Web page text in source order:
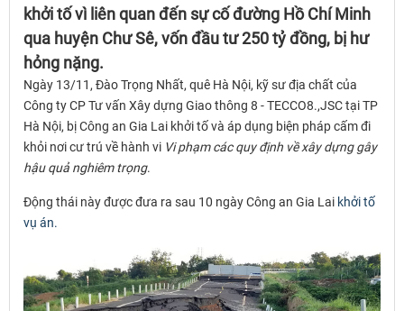
khởi tố vì liên quan đến sự cố đường Hồ Chí Minh
qua huyện Chư Sê, vốn đầu tư 250 tỷ đồng, bị hư
hỏng nặng.
Ngày 13/11, Đào Trọng Nhất, quê Hà Nội, kỹ sư địa chất của
Công ty CP Tư vấn Xây dựng Giao thông 8 - TECCO8.,JSC tại TP
Hà Nội, bị Công an Gia Lai khởi tố và áp dụng biện pháp cấm đi
khỏi nơi cư trú về hành vi Vi phạm các quy định về xây dựng gây
hậu quả nghiêm trọng.
Động thái này được đưa ra sau 10 ngày Công an Gia Lai khởi tố
vụ án.